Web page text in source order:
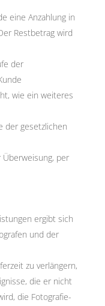
eine Anzahlung in
Restbetrag wird
der
wie ein weiteres
der gesetzlichen
per
ergibt sich
und der
zu verlängern,
die er nicht
die Fotografie-